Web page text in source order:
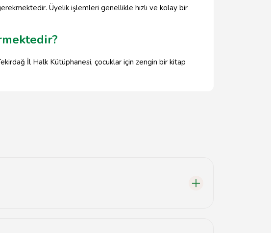
Üyelik işlemleri genellikle hızlı ve kolay bir
İl Halk Kütüphanesi, çocuklar için zengin bir kitap